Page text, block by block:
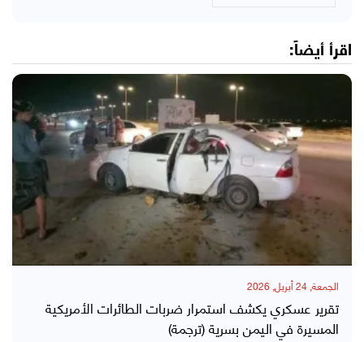
اقرأ أيضاً:
الجمعة, 24 أبريل, 2026
تقرير عسكري يكشف استمرار ضربات الطائرات الأمريكية
المسيرة في اليمن بسرية (ترجمة)